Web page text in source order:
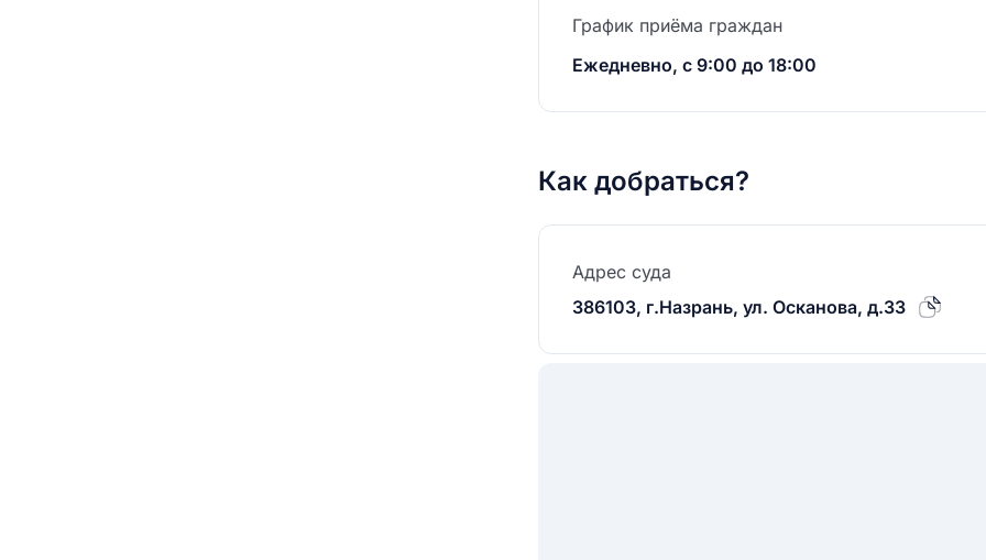
График приёма граждан
Ежедневно, с 9:00 до 18:00
Как добраться?
Адрес суда
386103, г.Назрань, ул. Осканова, д.33